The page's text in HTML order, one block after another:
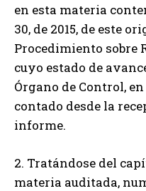
en esta materia
30, de 2015, de este
Procedimiento sobre
cuyo estado de
Órgano de Control,
contado desde la
informe.
2. Tratándose del
materia auditada,